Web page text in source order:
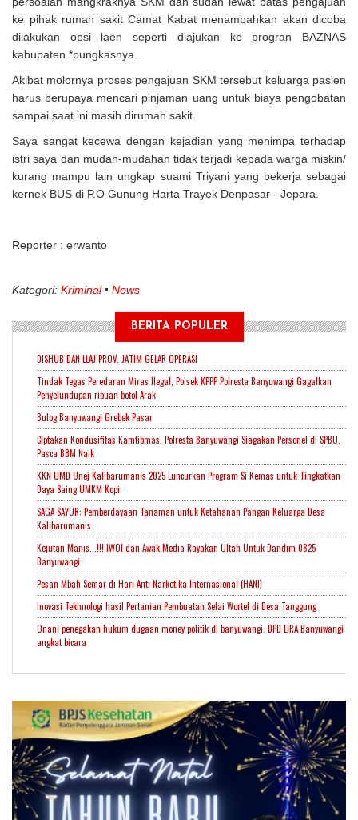
ke pihak rumah sakit Camat Kabat menambahkan akan dicoba
dilakukan opsi laen seperti diajukan ke progran BAZNAS
kabupaten *pungkasnya.
Akibat molornya proses pengajuan SKM tersebut keluarga pasien
harus berupaya mencari pinjaman uang untuk biaya pengobatan
sampai saat ini masih dirumah sakit.
Saya sangat kecewa dengan kejadian yang menimpa terhadap
istri saya dan mudah-mudahan tidak terjadi kepada warga miskin/
kurang mampu lain ungkap suami Triyani yang bekerja sebagai
kernek BUS di P.O Gunung Harta Trayek Denpasar - Jepara.
Reporter : erwanto
Kategori: Kriminal News
BERITA POPULER
DISHUB DAN LLAJ PROV. JATIM GELAR OPERASI
Tindak Tegas Peredaran Miras Ilegal, Polsek KPPP Polresta Banyuwangi Gagalkan
Penyelundupan ribuan botol Arak
Bulog Banyuwangi Grebek Pasar
Ciptakan Kondusifitas Kamtibmas, Polresta Banyuwangi Siagakan Personel di SPBU,
Pasca BBM Naik
KKN UMD Unej Kalibarumanis 2025 Luncurkan Program Si Kemas untuk Tingkatkan
Daya Saing UMKM Kopi
SAGA SAYUR: Pemberdayaan Tanaman untuk Ketahanan Pangan Keluarga Desa
Kalibarumanis
Kejutan Manis...!!! IWOI dan Awak Media Rayakan Ultah Untuk Dandim 0825
Banyuwangi
Pesan Mbah Semar di Hari Anti Narkotika Internasional (HANI)
Inovasi Tekhnologi hasil Pertanian Pembuatan Selai Wortel di Desa Tanggung
Onani penegakan hukum dugaan money politik di banyuwangi. DPD LIRA Banyuwangi
angkat bicara